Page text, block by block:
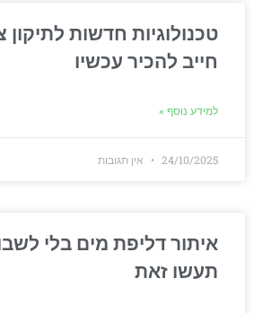
טכנולוגיות חדשות
חייב להכיר עכשיו
למידע נוסף »
24/10/2025 אין תגובות
איתור דליפת מים בלי
תעשו זאת